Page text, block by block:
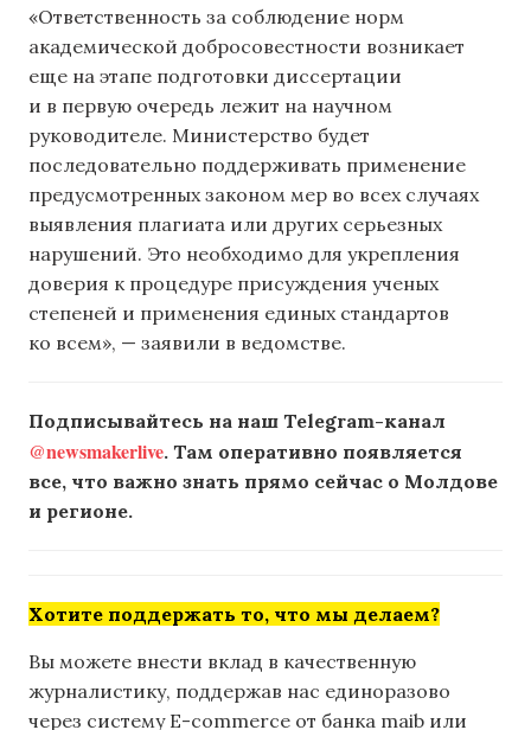
«Ответственность за соблюдение норм
академической добросовестности возникает
еще на этапе подготовки диссертации
и в первую очередь лежит на научном
руководителе. Министерство будет
последовательно поддерживать применение
предусмотренных законом мер во всех случаях
выявления плагиата или других серьезных
нарушений. Это необходимо для укрепления
доверия к процедуре присуждения ученых
степеней и применения единых стандартов
ко всем», — заявили в ведомстве.
Подписывайтесь на наш Telegram-канал
@newsmakerlive. Там оперативно появляется
все, что важно знать прямо сейчас о Молдове
и регионе.
Хотите поддержать то, что мы делаем?
Вы можете внести вклад в качественную
журналистику, поддержав нас единоразово
через систему E-commerce от банка maib или